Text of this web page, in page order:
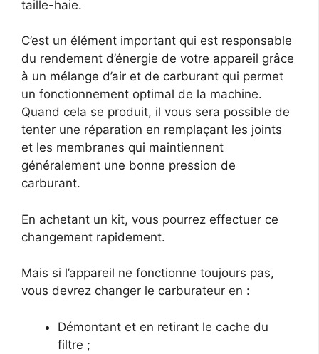
taille-haie.
C’est un élément important qui est responsable
du rendement d’énergie de votre appareil grâce
à un mélange d’air et de carburant qui permet
un fonctionnement optimal de la machine.
Quand cela se produit, il vous sera possible de
tenter une réparation en remplaçant les joints
et les membranes qui maintiennent
généralement une bonne pression de
carburant.
En achetant un kit, vous pourrez effectuer ce
changement rapidement.
Mais si l’appareil ne fonctionne toujours pas,
vous devrez changer le carburateur en :
Démontant et en retirant le cache du
filtre ;